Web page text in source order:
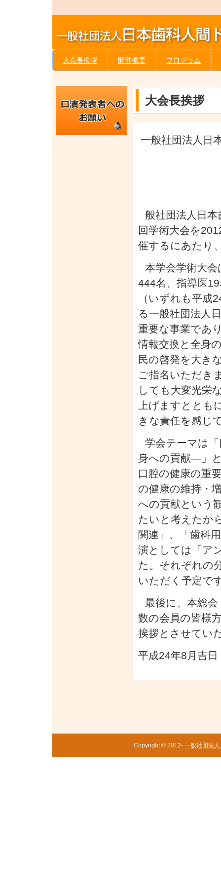
大会長挨拶 開催概要 プログラム
大会長挨拶
一般社団法人日
般社団法人日
回学術大会を
催するにあたり
本学会学術大
444名、指導医
（いずれも平成
る一般社団法人
重要な事業であ
情報交換と全身
民の啓発を大き
ご指名いただき
しても大変光栄
上げますととも
きな責任を感じ
学会テーマは
身への貢献—」
口腔の健康の重
の健康の維持・
への貢献という
たいと考えたか
関連」、「歯科
演としては「ア
た。それぞれの
いただく予定で
最後に、本総
数の会員の皆様
挨拶とさせてい
平成24年8月吉日
Copyright © 2012- 一般社団法